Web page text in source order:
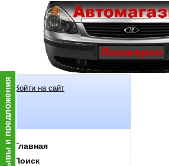
Войти на сайт
Главная
Поиск